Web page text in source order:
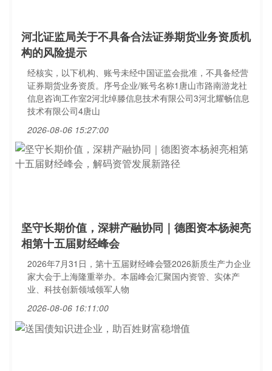
河北证监局关于不具备合法证券期货业务资质机
构的风险提示
经核实，以下机构、账号未经中国证监会批准，不具备经营
证券期货业务资质。序号企业/账号名称1唐山市路南游龙社
信息咨询工作室2河北绰滕信息技术有限公司3河北耀畅信息
技术有限公司4唐山
2026-08-06 15:27:00
坚守长期价值，深耕产融协同｜德图资本杨昶亮
相第十五届财经峰会
2026年7月31日，第十五届财经峰会暨2026新质生产力企业
家大会于上海隆重举办。本届峰会汇聚国内资管、实体产
业、科技创新领域领军人物
2026-08-06 16:11:00